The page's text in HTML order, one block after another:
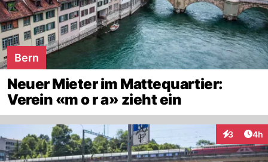
Bern
Neuer Mieter im Mattequartier:
Verein «m o r a» zieht ein
3 4h